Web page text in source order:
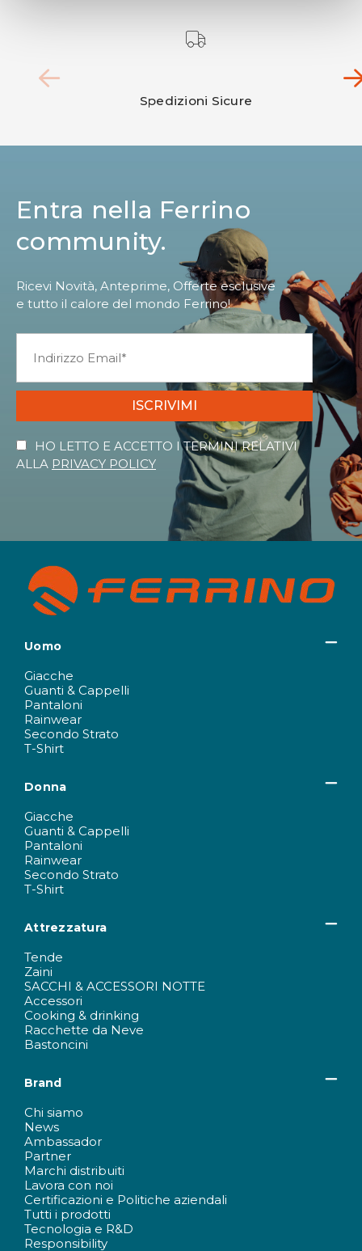
Spedizioni Sicure
Entra nella Ferrino
community.
Ricevi Novità, Anteprime, Offerte esclusive
e tutto il calore del mondo Ferrino!
ISCRIVIMI
HO LETTO E ACCETTO I TERMINI RELATIVI
ALLA PRIVACY POLICY
Uomo
Giacche
Guanti & Cappelli
Pantaloni
Rainwear
Secondo Strato
T-Shirt
Donna
Giacche
Guanti & Cappelli
Pantaloni
Rainwear
Secondo Strato
T-Shirt
Attrezzatura
Tende
Zaini
SACCHI & ACCESSORI NOTTE
Accessori
Cooking & drinking
Racchette da Neve
Bastoncini
Brand
Chi siamo
News
Ambassador
Partner
Marchi distribuiti
Lavora con noi
Certificazioni e Politiche aziendali
Tutti i prodotti
Tecnologia e R&D
Responsibility